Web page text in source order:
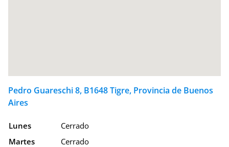
Pedro Guareschi 8, B1648 Tigre, Provincia de Buenos
Aires
Lunes
Cerrado
Martes
Cerrado